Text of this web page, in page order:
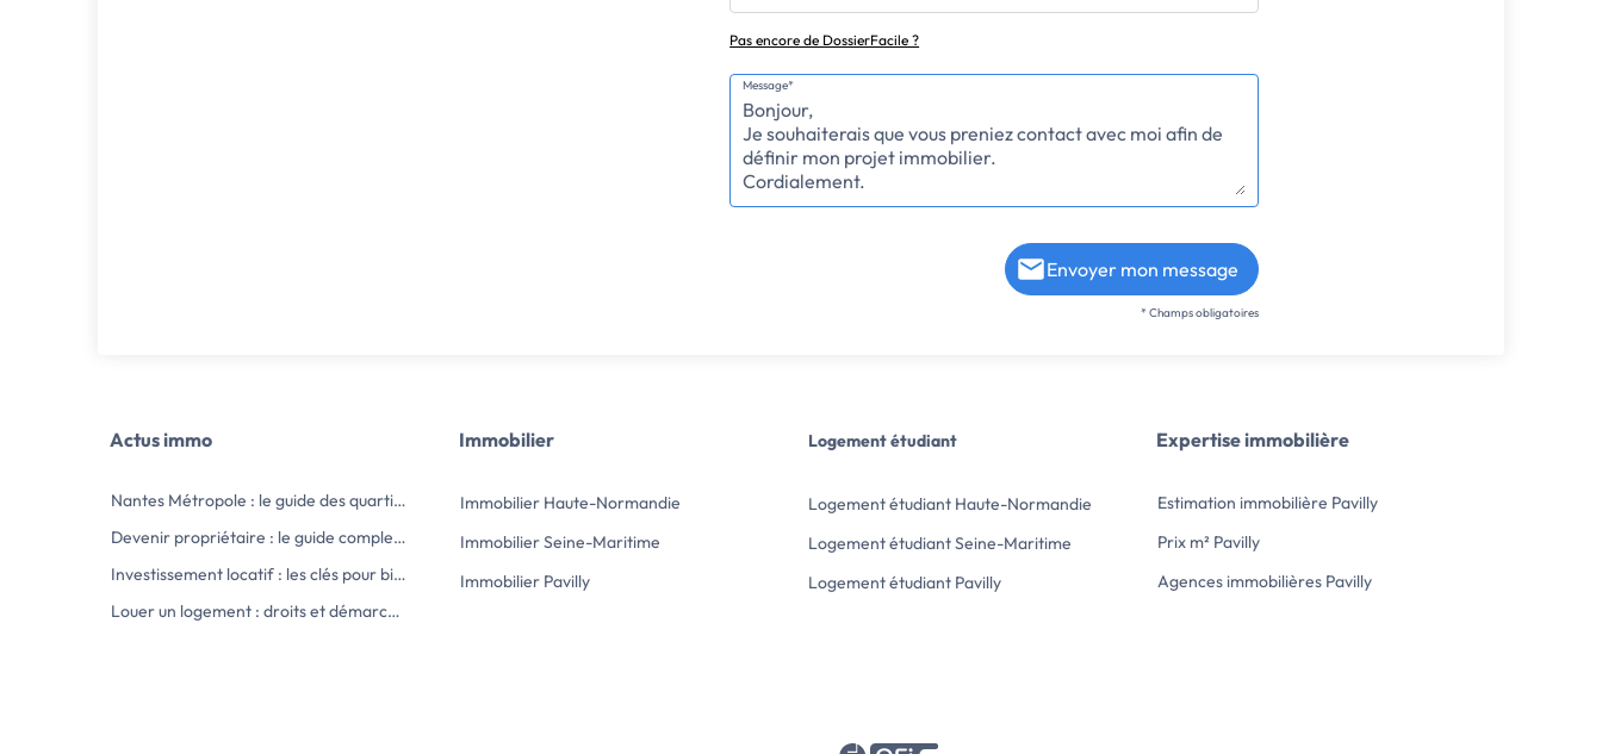
Pas encore de DossierFacile ?
Message*
Envoyer mon message
* Champs obligatoires
Actus immo
Nantes Métropole : le guide des quartiers et communes pour acheter en 2026
Devenir propriétaire : le guide complet du primo-accédant
Investissement locatif : les clés pour bien démarrer et optimiser son achat
Louer un logement : droits et démarches du locataire, le guide complet
Immobilier
Immobilier Haute-Normandie
Immobilier Seine-Maritime
Immobilier Pavilly
Logement étudiant
Logement étudiant Haute-Normandie
Logement étudiant Seine-Maritime
Logement étudiant Pavilly
Expertise immobilière
Estimation immobilière Pavilly
Prix m² Pavilly
Agences immobilières Pavilly